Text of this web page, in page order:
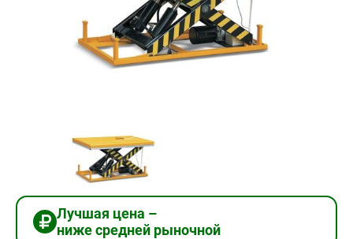
Лучшая цена –
ниже средней рыночной
Добавить в корзину
Купить в 1 клик